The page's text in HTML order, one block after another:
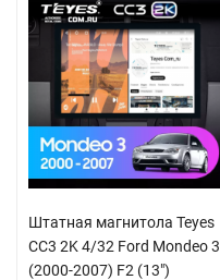
Штатная магнитола Teyes
CC3 2K 4/32 Ford Mondeo 3
(2000-2007) F2 (13")